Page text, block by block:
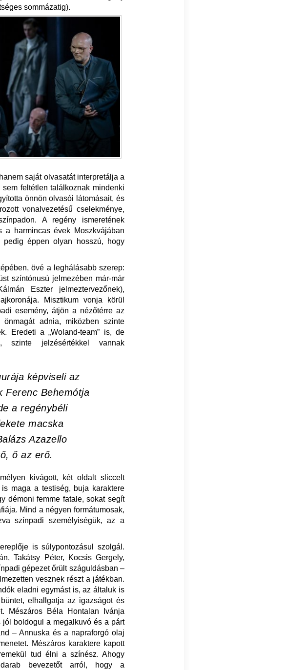
sommázatig).
saját olvasatát interpretálja a
feltétlen találkoznak mindenki
önnön olvasói látomásait, és
vonalvezetésű cselekménye,
A regény ismeretének
harmincas évek Moszkvájában
pedig éppen olyan hosszú, hogy
övé a leghálásabb szerep:
színtónusú jelmezében már-már
Eszter jelmeztervezőnek),
Misztikum vonja körül
esemény, átjön a nézőtérre az
adnia, miközben szinte
Eredeti a „Woland-team” is, de
jelzésértékkel vannak
képviseli az
Ferenc Behemótja
a regénybéli
macska
Azazello
ő az erő.
kivágott, két oldalt sliccelt
maga a testiség, buja karaktere
démoni femme fatale, sokat segít
Mind a négyen formátumosak,
színpadi személyiségük, az a
is súlypontozásul szolgál.
Takátsy Péter, Kocsis Gergely,
gépezet őrült száguldásban –
vesznek részt a játékban.
eladni egymást is, az általuk is
elhallgatja az igazságot és
Mészáros Béla Hontalan Ivánja
boldogul a megalkuvó és a párt
– Annuska és a napraforgó olaj
Mészáros karaktere kapott
tud élni a színész. Ahogy
bevezetőt arról, hogy a